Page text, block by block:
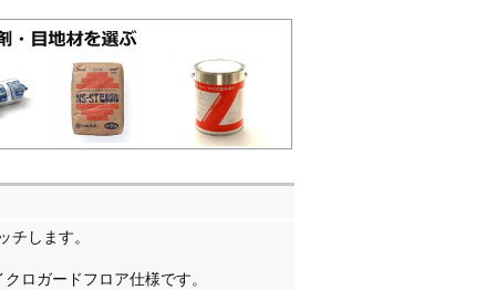
チします。
ロガードフロア仕様です。